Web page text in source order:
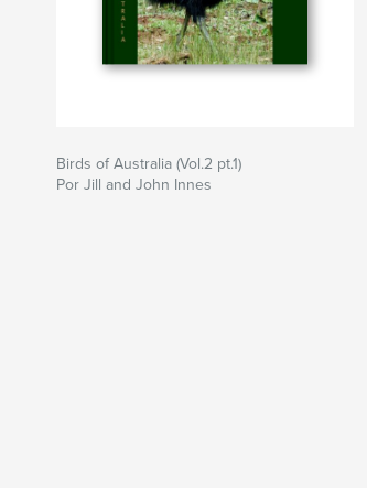
Birds of Australia (Vol.2 pt.1)
Por Jill and John Innes